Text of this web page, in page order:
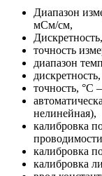
Диапазон
мСм/см,
точность
диапазон
точность, °С
нелинейная),
калибровка
калибровка
калибровка